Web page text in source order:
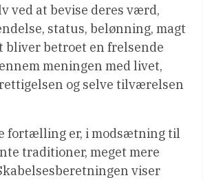
ved at bevise deres værd,
status, belønning, magt
bliver betroet en frelsende
meningen med livet,
og selve tilværelsen
fortælling er, i modsætning til
traditioner, meget mere
viser